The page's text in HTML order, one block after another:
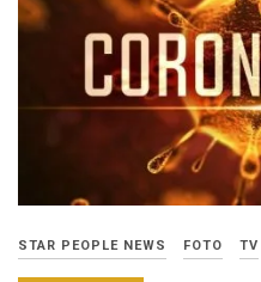
STAR PEOPLE NEWS FOTO TV